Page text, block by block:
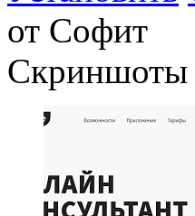
от Софит
Скриншоты